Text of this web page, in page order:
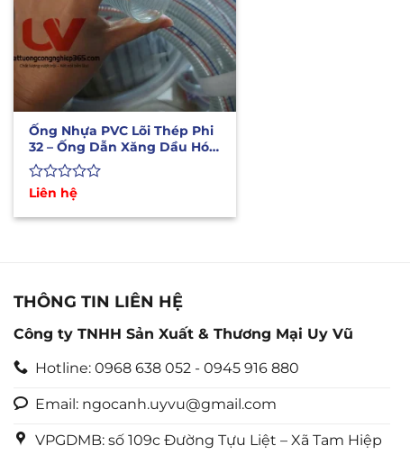
Ống Nhựa PVC Lõi Thép Phi
32 – Ống Dẫn Xăng Dầu Hóa
Chất
Được
hạng
Liên hệ
THÔNG TIN LIÊN HỆ
Công ty TNHH Sản Xuất & Thương Mại Uy Vũ
Hotline: 0968 638 052 - 0945 916 880
Email: ngocanh.uyvu@gmail.com
VPGDMB: số 109c Đường Tựu Liệt – Xã Tam Hiệp